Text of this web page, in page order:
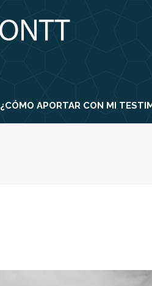
¿CÓMO APORTAR CON MI